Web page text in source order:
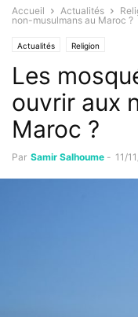
Accueil Actualités
non-musulmans au Maroc ?
Actualités Religion
Les
ouvrir aux
Maroc ?
Par Samir Salhoume - 11/